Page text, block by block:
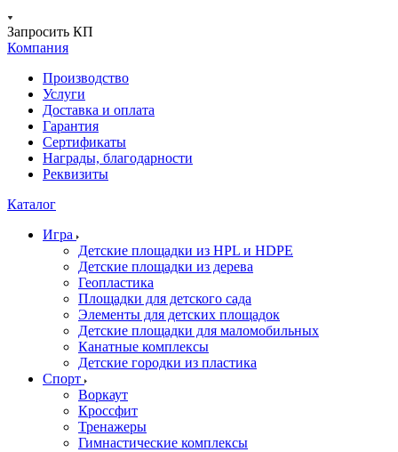
Запросить КП
Компания
Производство
Услуги
Доставка и оплата
Гарантия
Сертификаты
Награды, благодарности
Реквизиты
Каталог
Игра
Детские площадки из HPL и HDPE
Детские площадки из дерева
Геопластика
Площадки для детского сада
Элементы для детских площадок
Детские площадки для маломобильных
Канатные комплексы
Детские городки из пластика
Спорт
Воркаут
Кроссфит
Тренажеры
Гимнастические комплексы